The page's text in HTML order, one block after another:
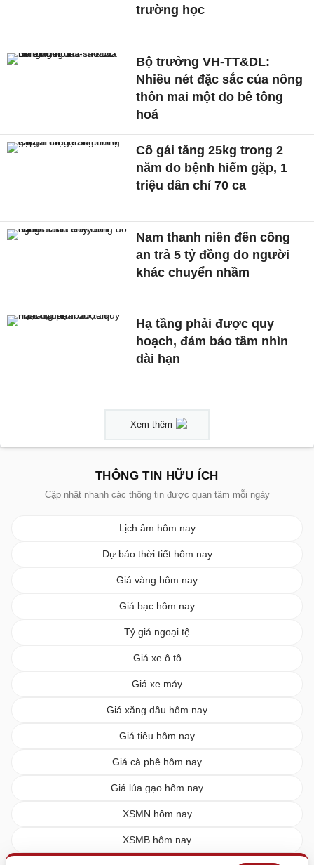
trường học
Bộ trưởng VH-TT&DL:
Nhiều nét đặc sắc của nông
thôn mai một do bê tông
hoá
Cô gái tăng 25kg trong 2
năm do bệnh hiếm gặp, 1
triệu dân chỉ 70 ca
Nam thanh niên đến công
an trả 5 tỷ đồng do người
khác chuyển nhầm
Hạ tầng phải được quy
hoạch, đảm bảo tầm nhìn
dài hạn
Xem thêm
THÔNG TIN HỮU ÍCH
Cập nhật nhanh các thông tin được quan tâm mỗi ngày
Lịch âm hôm nay
Dự báo thời tiết hôm nay
Giá vàng hôm nay
Giá bạc hôm nay
Tỷ giá ngoại tệ
Giá xe ô tô
Giá xe máy
Giá xăng dầu hôm nay
Giá tiêu hôm nay
Giá cà phê hôm nay
Giá lúa gạo hôm nay
XSMN hôm nay
XSMB hôm nay